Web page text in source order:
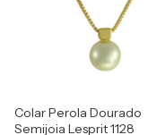
Colar Perola Dourado
Semijoia Lesprit 1128